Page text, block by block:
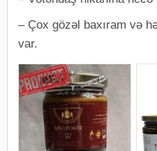
– Çox gözəl baxıram və
var.